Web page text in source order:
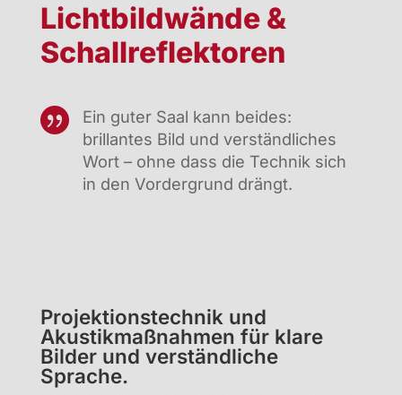
Lichtbildwände &
Schallreflektoren

Ein guter Saal kann beides:
brillantes Bild und verständliches
Wort – ohne dass die Technik sich
in den Vordergrund drängt.
Projektionstechnik und
Akustikmaßnahmen für klare
Bilder und verständliche
Sprache.